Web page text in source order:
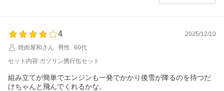
4
2025/12/10
焼肉屋和さん
男性
60代
セット内容:ガソリン携行缶セット
組み立てが簡単でエンジンも一発でかかり後雪が降るのを待つだ
けちゃんと飛んでくれるかな。